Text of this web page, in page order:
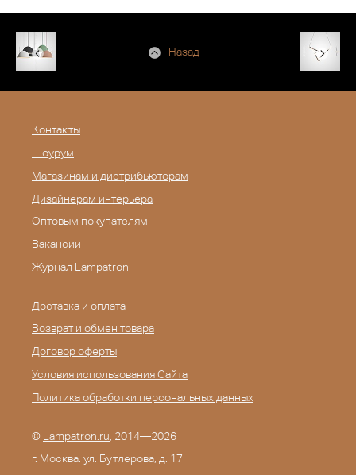
Назад
Контакты
Шоурум
Магазинам и дистрибьюторам
Дизайнерам интерьера
Оптовым покупателям
Вакансии
Журнал Lampatron
Доставка и оплата
Возврат и обмен товара
Договор оферты
Условия использования Сайта
Политика обработки персональных данных
© Lampatron.ru , 2014—2026
г. Москва. ул. Бутлерова, д. 17